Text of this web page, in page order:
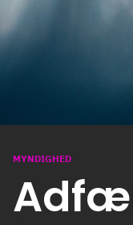
MYNDIGHED